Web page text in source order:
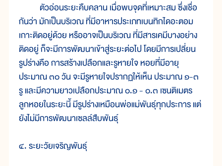
ตัวอ่อนระยะคืบคลาน เมื่อพบจุดที่เหมาะสม ซึ่งเชื่อ
กันว่า มักเป็นบริเวณ ที่มีอาหารประเภทเบนทิกไดอะตอม
เกาะติดอยู่ด้วย หรืออาจเป็นบริเวณ ที่มีสารเคมีบางอย่าง
ติดอยู่ ก็จะมีการพัฒนาเข้าสู่ระยะต่อไป โดยมีการเปลี่ยน
รูปร่างคือ การสร้างเปลือกและรูหายใจ หอยที่มีอายุ
ประมาณ ๓๐ วัน จะมีรูหายใจปรากฏให้เห็น ประมาณ ๑-๓
รู และมีความยาวเปลือกประมาณ ๐.๑ - ๐.๓ เซนติเมตร
ลูกหอยในระยะนี้ มีรูปร่างเหมือนพ่อแม่พันธุ์ทุกประการ แต่
ยังไม่มีการพัฒนาเซลล์สืบพันธุ์
๔. ระยะวัยเจริญพันธุ์